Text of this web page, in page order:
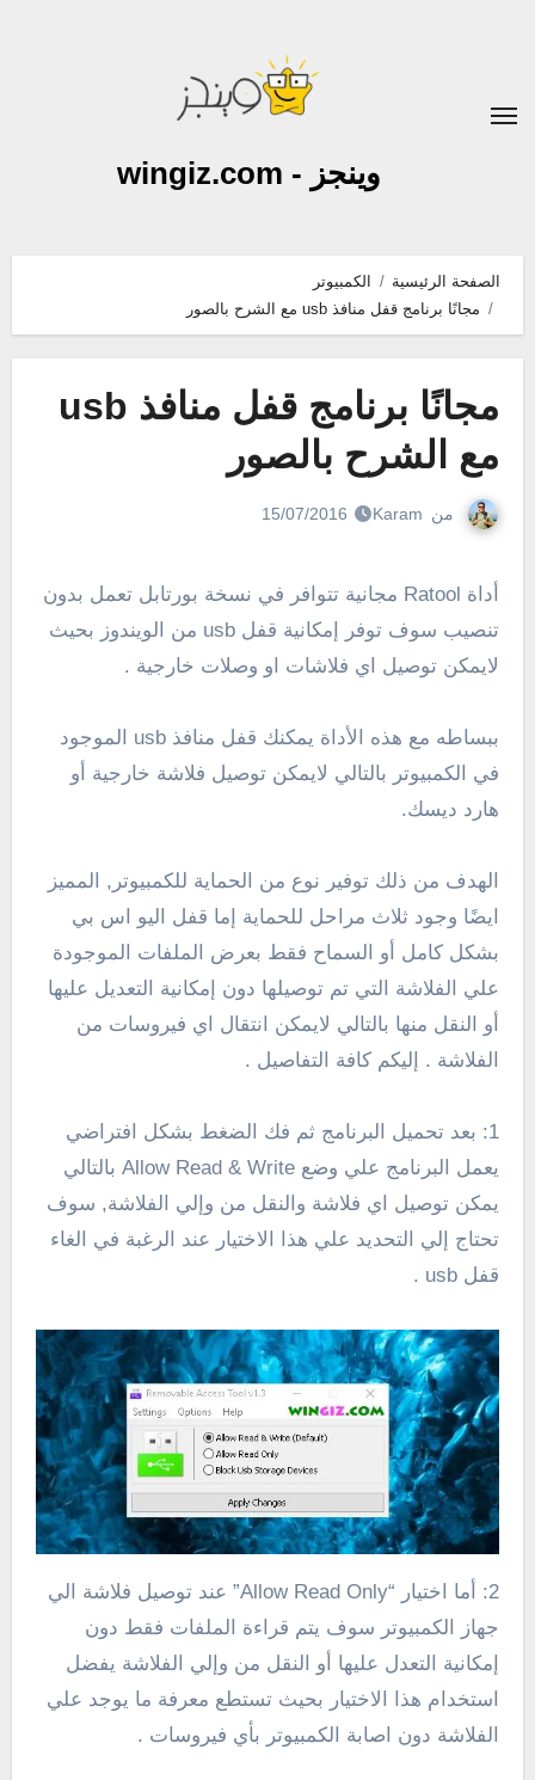
وينجز - wingiz.com
الصفحة الرئيسية
الكمبيوتر
مجانًا برنامج قفل منافذ usb مع الشرح بالصور
مجانًا برنامج قفل منافذ usb
مع الشرح بالصور
من Karam
15/07/2016
تنصيب سوف توفر إمكانية قفل usb من الويندوز بحيث
لايمكن توصيل اي فلاشات او وصلات خارجية .
ببساطه مع هذه الأداة يمكنك قفل منافذ usb الموجود
في الكمبيوتر بالتالي لايمكن توصيل فلاشة خارجية أو
هارد ديسك.
الهدف من ذلك توفير نوع من الحماية للكمبيوتر, المميز
ايضًا وجود ثلاث مراحل للحماية إما قفل اليو اس بي
بشكل كامل أو السماح فقط بعرض الملفات الموجودة
علي الفلاشة التي تم توصيلها دون إمكانية التعديل عليها
أو النقل منها بالتالي لايمكن انتقال اي فيروسات من
الفلاشة . إليكم كافة التفاصيل .
1: بعد تحميل البرنامج ثم فك الضغط بشكل افتراضي
يعمل البرنامج علي وضع Allow Read & Write بالتالي
يمكن توصيل اي فلاشة والنقل من وإلي الفلاشة, سوف
تحتاج إلي التحديد علي هذا الاختيار عند الرغبة في الغاء
قفل usb .
2: أما اختيار “Allow Read Only” عند توصيل فلاشة الي
جهاز الكمبيوتر سوف يتم قراءة الملفات فقط دون
إمكانية التعدل عليها أو النقل من وإلي الفلاشة يفضل
استخدام هذا الاختيار بحيث تستطع معرفة ما يوجد علي
الفلاشة دون اصابة الكمبيوتر بأي فيروسات .